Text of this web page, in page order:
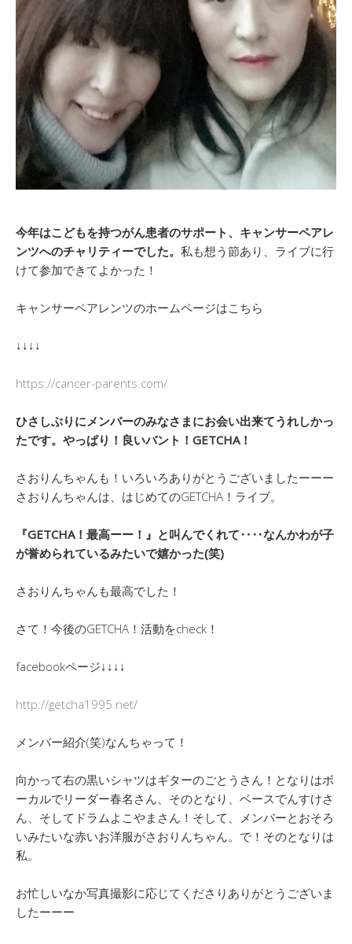
今年はこどもを持つがん患者のサポート、キャンサーペアレ
ンツへのチャリティーでした。 私も想う節あり、ライブに行
けて参加できてよかった！
キャンサーペアレンツのホームページはこちら
↓↓↓↓
https://cancer-parents.com/
ひさしぶりにメンバーのみなさまにお会い出来てうれしかっ
たです。やっぱり！良いバント！GETCHA！
さおりんちゃんも！いろいろありがとうございましたーーー
さおりんちゃんは、はじめてのGETCHA！ライブ。
『GETCHA！最高ーー！』と叫んでくれて‥‥なんかわが子
が誉められているみたいで嬉かった(笑)
さおりんちゃんも最高でした！
さて！今後のGETCHA！活動をcheck！
facebookページ↓↓↓↓
http://getcha1995.net/
メンバー紹介(笑)なんちゃって！
向かって右の黒いシャツはギターのごとうさん！となりはボ
ーカルでリーダー春名さん、そのとなり、ベースでんすけさ
ん、そしてドラムよこやまさん！そして、メンバーとおそろ
いみたいな赤いお洋服がさおりんちゃん。で！そのとなりは
私。
お忙しいなか写真撮影に応じてくださりありがとうございま
したーーー